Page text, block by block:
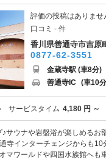
評価の投稿はありませ
口コミ - 件
香川県善通寺市吉原
0877-62-3551
金蔵寺駅 (車8分)
善通寺IC (車10
サービスタイム 4,180 円 ～
♪サウナや岩盤浴が楽しめる
寺インターチェンジからも10
マワールドや四国水族館へも